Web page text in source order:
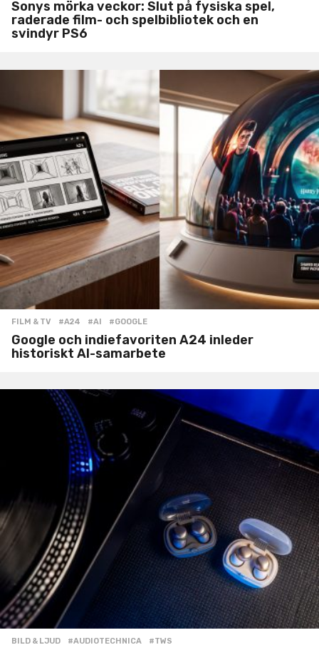
Sonys mörka veckor: Slut på fysiska spel,
raderade film- och spelbibliotek och en
svindyr PS6
FILM & TV #A24 ,#AI ,#GOOGLE
Google och indiefavoriten A24 inleder
historiskt AI-samarbete
BILD & LJUD #AUDIOTECHNICA ,#TWS